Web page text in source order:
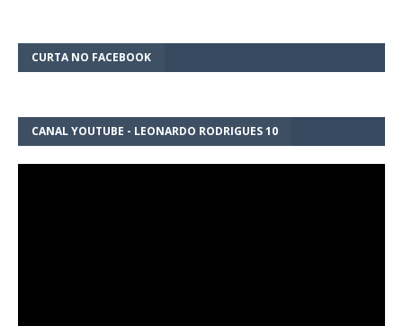
CURTA NO FACEBOOK
CANAL YOUTUBE - LEONARDO RODRIGUES 10